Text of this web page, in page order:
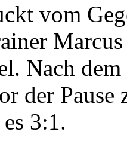
vom
Nach
der
3:1.